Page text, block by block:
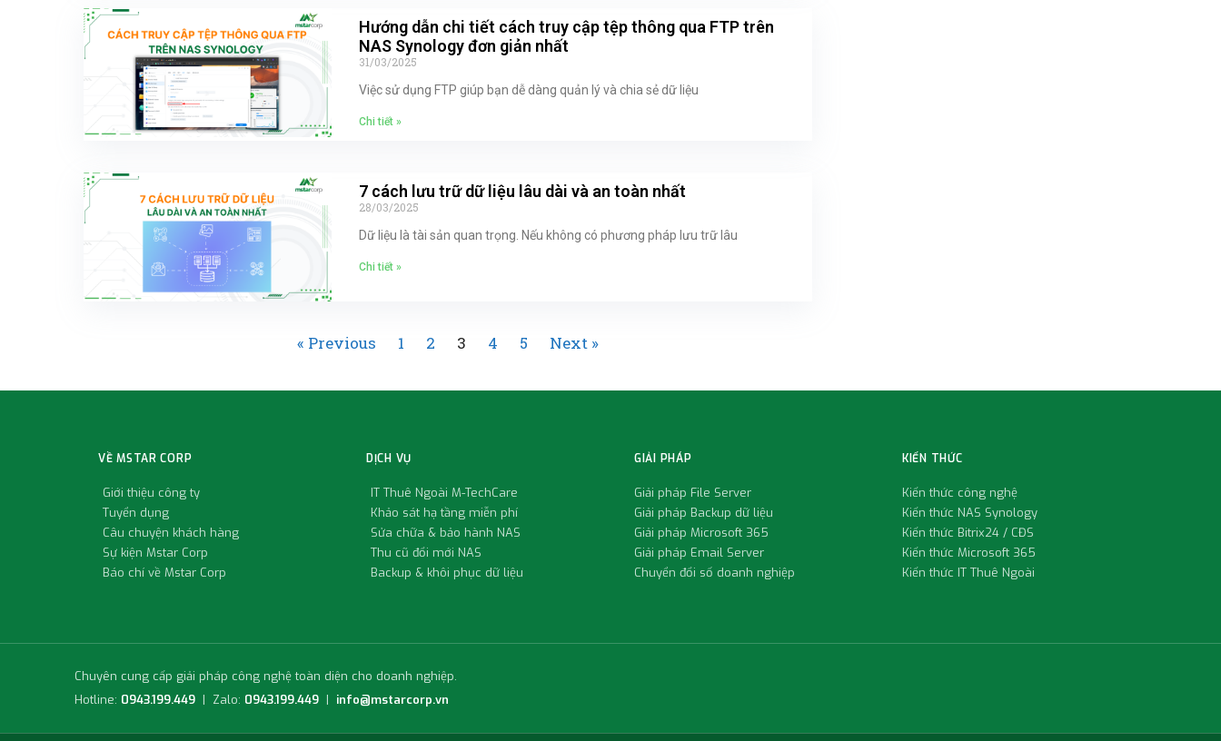
Hướng dẫn chi tiết cách truy cập tệp thông qua FTP trên
NAS Synology đơn giản nhất
31/03/2025
Việc sử dụng FTP giúp bạn dễ dàng quản lý và chia sẻ dữ liệu
Chi tiết »
7 cách lưu trữ dữ liệu lâu dài và an toàn nhất
28/03/2025
Dữ liệu là tài sản quan trọng. Nếu không có phương pháp lưu trữ lâu
Chi tiết »
« Previous 1 2 3 4 5 Next »
VỀ MSTAR CORP
Giới thiệu công ty
Tuyển dụng
Câu chuyện khách hàng
Sự kiện Mstar Corp
Báo chí về Mstar Corp
DỊCH VỤ
IT Thuê Ngoài M-TechCare
Khảo sát hạ tầng miễn phí
Sửa chữa & bảo hành NAS
Thu cũ đổi mới NAS
Backup & khôi phục dữ liệu
GIẢI PHÁP
Giải pháp File Server
Giải pháp Backup dữ liệu
Giải pháp Microsoft 365
Giải pháp Email Server
Chuyển đổi số doanh nghiệp
KIẾN THỨC
Kiến thức công nghệ
Kiến thức NAS Synology
Kiến thức Bitrix24 / CĐS
Kiến thức Microsoft 365
Kiến thức IT Thuê Ngoài
Chuyên cung cấp giải pháp công nghệ toàn diện cho doanh nghiệp.
Hotline: 0943.199.449 | Zalo: 0943.199.449 | info@mstarcorp.vn